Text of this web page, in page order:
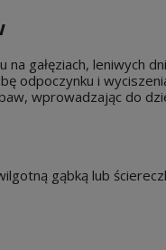
gałęziach, leniwych
odpoczynku i
wprowadzając do
gąbką lub